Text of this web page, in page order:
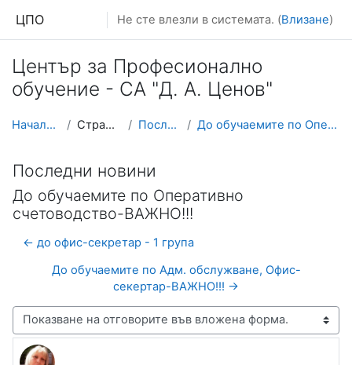
ЦПО Не сте влезли в системата. (Влизане)
Център за Професионално
обучение - СА "Д. А. Ценов"
Начална страница Страници от сайта Последни новини До обучаемите по Оперативно счетоводство-ВАЖНО!!!
Последни новини
До обучаемите по Оперативно
счетоводство-ВАЖНО!!!
← до офис-секретар - 1 група
До обучаемите по Адм. обслужване, Офис-
секертар-ВАЖНО!!! →
Начин на показване